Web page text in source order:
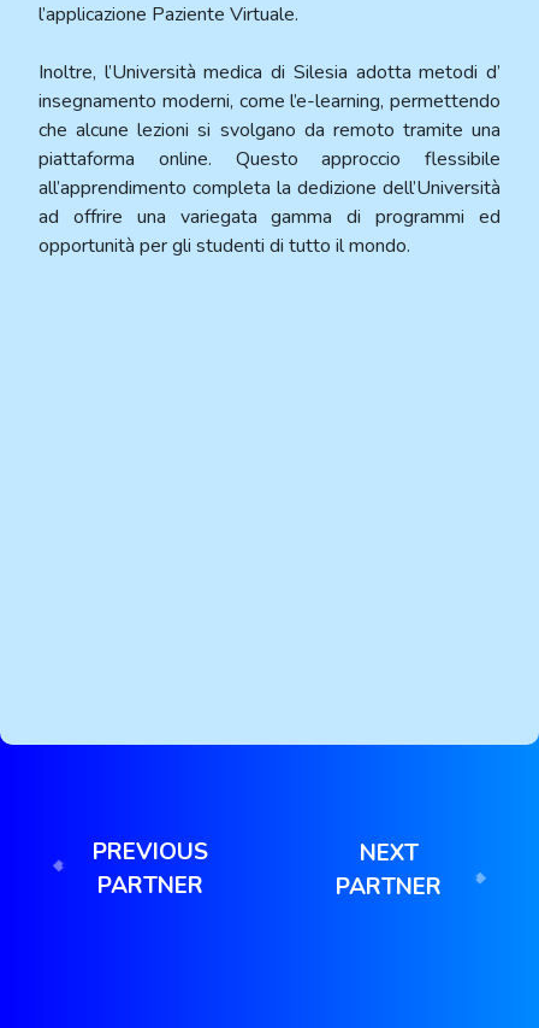
l’applicazione Paziente Virtuale.
Inoltre, l’Università medica di Silesia adotta metodi d’
insegnamento moderni, come l’e-learning, permettendo
che alcune lezioni si svolgano da remoto tramite una
piattaforma online. Questo approccio flessibile
all’apprendimento completa la dedizione dell’Università
ad offrire una variegata gamma di programmi ed
opportunità per gli studenti di tutto il mondo.
PREVIOUS
PARTNER
NEXT
PARTNER